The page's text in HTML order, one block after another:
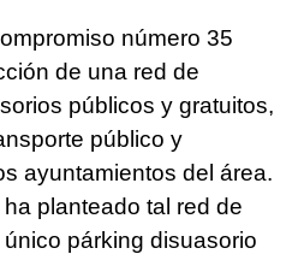
número 35
de una red de
públicos y gratuitos,
público y
ayuntamientos del área.
planteado tal red de
párking disuasorio